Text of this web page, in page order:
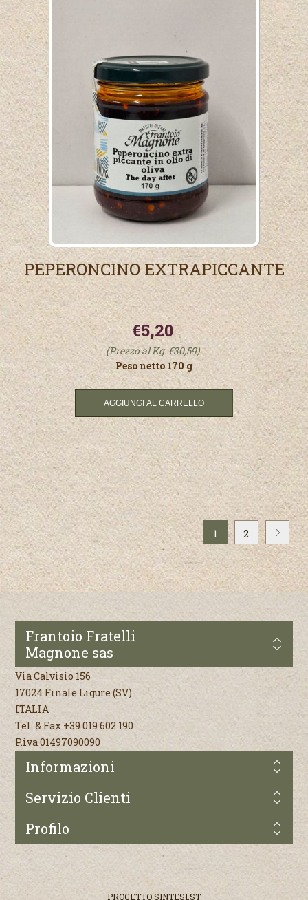
PEPERONCINO EXTRAPICCANTE
€5,20
(Prezzo al Kg. €30,59)
Peso netto 170 g
1 2
Frantoio Fratelli
Magnone sas
Via Calvisio 156
17024 Finale Ligure (SV)
ITALIA
Tel. & Fax +39 019 602 190
P.iva 01497090090
Informazioni
Servizio Clienti
Profilo
PROGETTOSINTESI.ST